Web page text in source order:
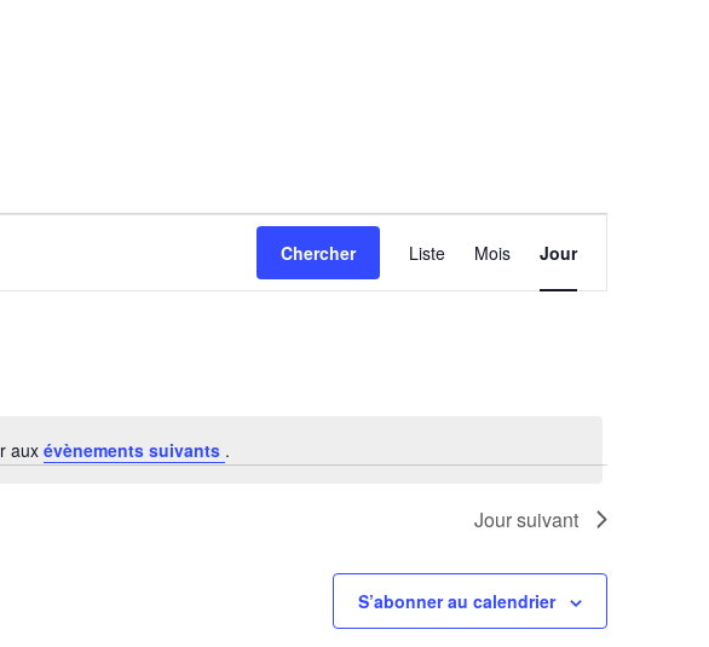
auxévènements suivants .
Chercher
de
vues
Liste Mois Jour
Jour suivant
S’abonner au calendrier